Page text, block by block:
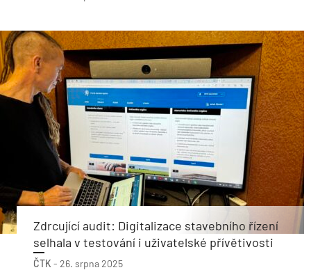
Zdrcující audit: Digitalizace stavebního řízení
selhala v testování i uživatelské přívětivosti
ČTK - 26. srpna 2025